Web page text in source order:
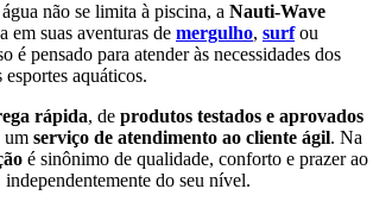
não se limita à piscina, a Nauti-Wave
em suas aventuras de mergulho, surfou
é pensado para atender às necessidades dos
aquáticos.
rápida, de produtos testados e aprovados
um serviço de atendimento ao cliente ágil. Na
é sinônimo de qualidade, conforto e prazer ao
independentemente do seu nível.